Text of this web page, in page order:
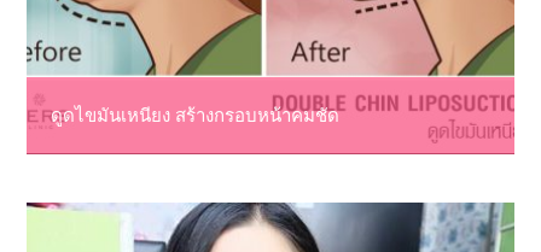
ดูดไขมันเหนียง สร้างกรอบหน้าคมชัด